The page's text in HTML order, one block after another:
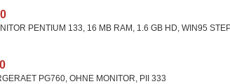
PENTIUM 133, 16 MB RAM, 1.6 GB HD, WIN95
PG760, OHNE MONITOR, PII 333